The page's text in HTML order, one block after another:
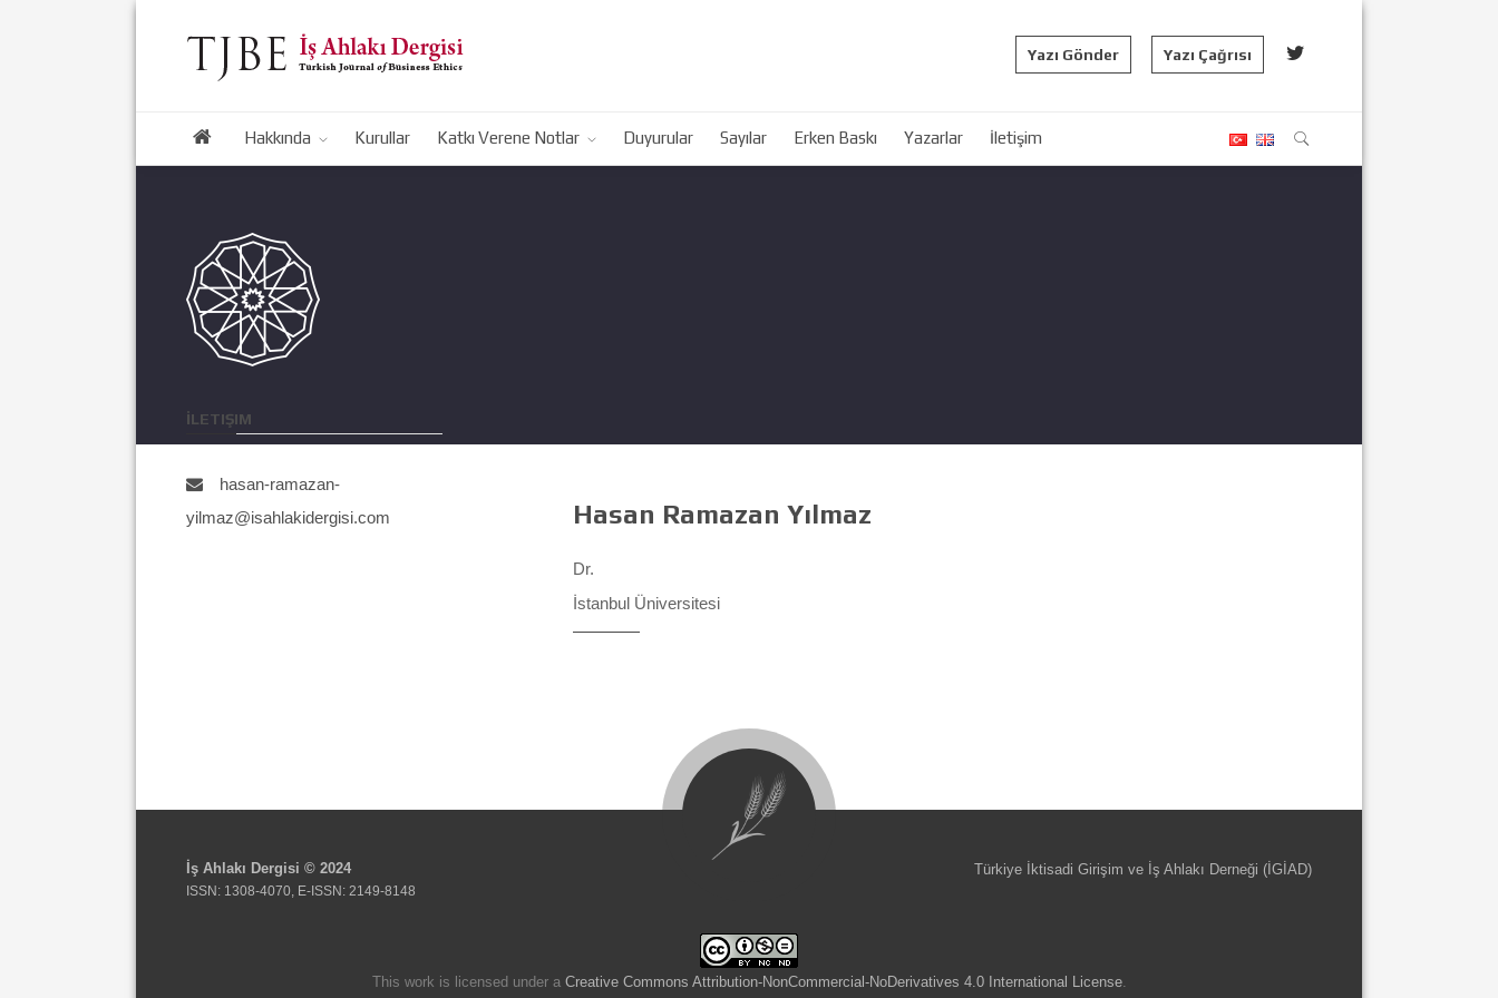
Yazı Gönder Yazı Çağrısı
Hakkında Kurullar Katkı Verene Notlar Duyurular Sayılar Erken Baskı Yazarlar İletişim
İLETIŞIM
hasan-ramazan-
yilmaz@isahlakidergisi.com
Hasan Ramazan Yılmaz
Dr.
İstanbul Üniversitesi
İş Ahlakı Dergisi © 2024
ISSN: 1308-4070, E-ISSN: 2149-8148
Türkiye İktisadi Girişim ve İş Ahlakı Derneği (İGİAD)
This work is licensed under a Creative Commons Attribution-NonCommercial-NoDerivatives 4.0 International License.